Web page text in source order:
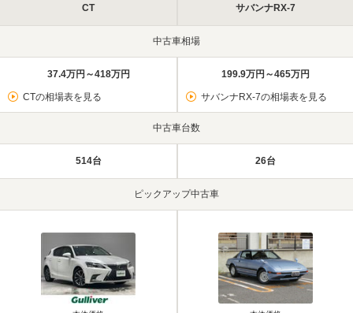
CT
サバンナRX-7
中古車相場
37.4万円～418万円
CTの相場表を見る
199.9万円～465万円
サバンナRX-7の相場表を見る
中古車台数
514台 26台
ピックアップ中古車